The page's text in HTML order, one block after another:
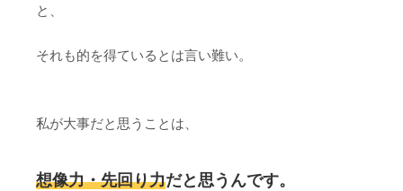
と、
それも的を得ているとは言い難い。
私が大事だと思うことは、
想像力・先回り力だと思うんです。